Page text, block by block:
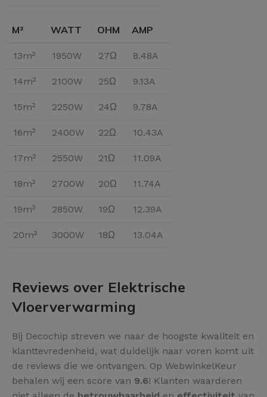
M² WATT OHM AMP
13m² 1950W 27Ω 8.48A
14m² 2100W 25Ω 9.13A
15m² 2250W 24Ω 9.78A
16m² 2400W 22Ω 10.43A
17m² 2550W 21Ω 11.09A
18m² 2700W 20Ω 11.74A
19m² 2850W 19Ω 12.39A
20m² 3000W 18Ω 13.04A
Reviews over Elektrische
Vloerverwarming
Bij Decochip streven we naar de hoogste kwaliteit en
klanttevredenheid, wat duidelijk naar voren komt uit
de reviews die we ontvangen. Op WebwinkelKeur
behalen wij een score van 9.6! Klanten waarderen